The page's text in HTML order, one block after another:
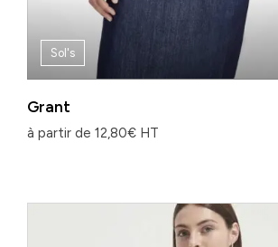
Sol's
Grant
à partir de 12,80€ HT